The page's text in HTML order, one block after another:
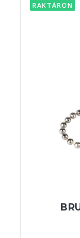
RAKTÁRON